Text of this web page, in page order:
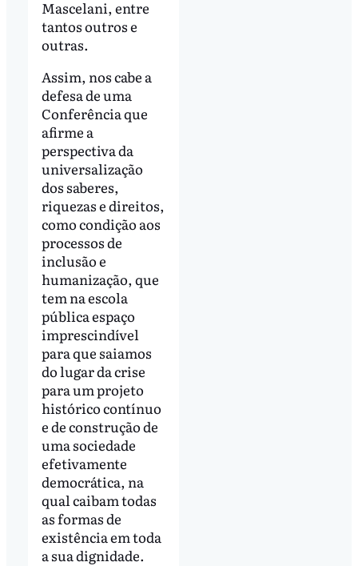
Mascelani, entre
tantos outros e
outras.
Assim, nos cabe a
defesa de uma
Conferência que
afirme a
perspectiva da
universalização
dos saberes,
riquezas e direitos,
como condição aos
processos de
inclusão e
humanização, que
tem na escola
pública espaço
imprescindível
para que saiamos
do lugar da crise
para um projeto
histórico contínuo
e de construção de
uma sociedade
efetivamente
democrática, na
qual caibam todas
as formas de
existência em toda
a sua dignidade.